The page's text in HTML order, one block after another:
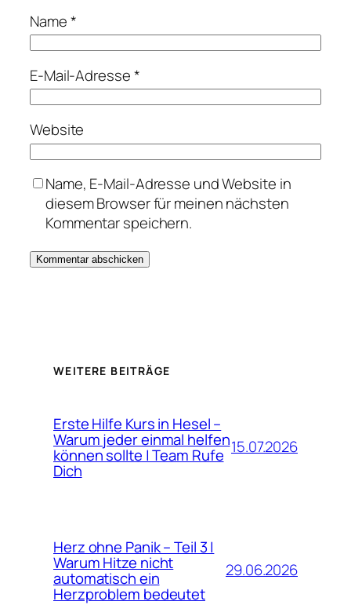
Name*
E-Mail-Adresse*
Website
Name, E-Mail-Adresse und Website in
diesem Browser für meinen nächsten
Kommentar speichern.
WEITERE BEITRÄGE
Erste Hilfe Kurs in Hesel –
Warum jeder einmal helfen
können sollte | Team Rufe
Dich
15.07.2026
Herz ohne Panik – Teil 3 |
Warum Hitze nicht
automatisch ein
Herzproblem bedeutet
29.06.2026